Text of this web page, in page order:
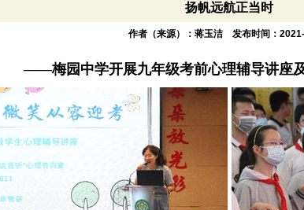
扬帆远航正当时
作者（来源）：蒋玉洁 发布时间：
——梅园中学开展九年级考前心理辅导讲座